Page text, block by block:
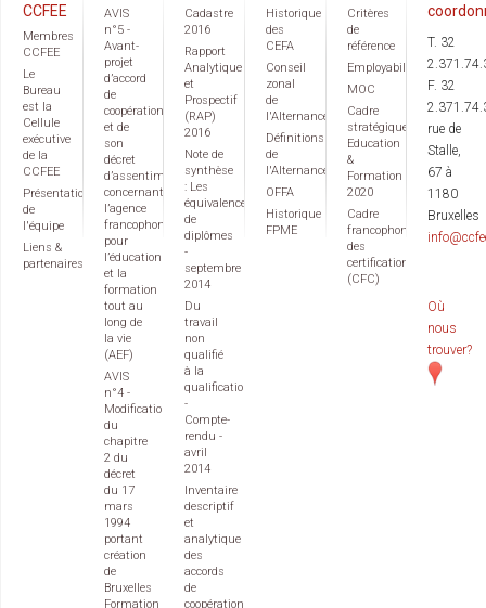
CCFEE
Membres
CCFEE
Le
Bureau
est la
Cellule
exécutive
de la
CCFEE
Présentation
de
l'équipe
Liens &
partenaires
AVIS
n°5 -
Avant-
projet
d’accord
de
coopération
et de
son
décret
d’assentiment
concernant
l’agence
francophone
pour
l’éducation
et la
formation
tout au
long de
la vie
(AEF)
AVIS
n°4 -
Modification
du
chapitre
2 du
décret
du 17
mars
1994
portant
création
de
Bruxelles
Formation
Cadastre
2016
Rapport
Analytique
et
Prospectif
(RAP)
2016
Note de
synthèse
: Les
équivalences
de
diplômes
-
septembre
2014
Du
travail
non
qualifié
à la
qualification
-
Compte-
rendu -
avril
2014
Inventaire
descriptif
et
analytique
des
accords
de
coopération
Historique
des
CEFA
Conseil
zonal
de
l'Alternance
Définitions
de
l'Alternance
OFFA
Historique
FPME
Critères
de
référence
Employabilité
MOC
Cadre
stratégique
Education
&
Formation
2020
Cadre
francophone
des
certifications
(CFC)
T. 32
F. 32
rue de
Stalle,
67 à
1180
Bruxelles
Où
nous
trouver?